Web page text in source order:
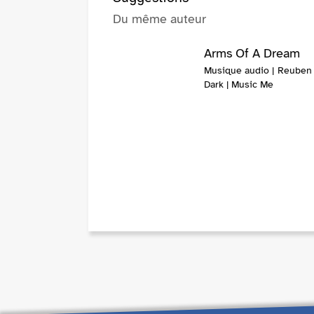
Du même auteur
Arms Of A Dream
Musique audio |
Dark | Music Me